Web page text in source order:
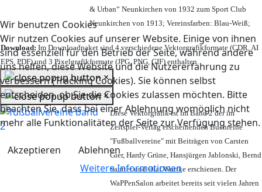
Wir benutzen Cookies
Wir nutzen Cookies auf unserer Website. Einige von ihnen
sind essenziell für den Betrieb der Seite, während andere
uns helfen, diese Website und die Nutzererfahrung zu
verbessern (Tracking Cookies). Sie können selbst
entscheiden, ob Sie die Cookies zulassen möchten. Bitte
beachten Sie, dass bei einer Ablehnung womöglich nicht
mehr alle Funktionalitäten der Seite zur Verfügung stehen.
Akzeptieren
Ablehnen
Weitere Informationen
& Urban“ Neunkirchen von 1932 zum Sport Club
Neunkirchen von 1913; Vereinsfarben: Blau-Weiß;
Download: Im Downloadpaket sind 4 verschiedene Vektorgrafikformate (CDR, AI
EPS, PDF) und 3 Pixelgrafikformate (JPG, PNG, GIF) enthalten.
×
×
Diese Vektorgrafik ist im Band 2 der im
Zeitspiel-Verlag erscheinenden Buchreihe
"Fußballvereine" mit Beiträgen von Carsten
Gier, Hardy Grüne, Hansjürgen Jablonski, Bernd
Sautter und Olaf Wuttke erschienen. Der
WaPPenSalon arbeitet bereits seit vielen Jahren